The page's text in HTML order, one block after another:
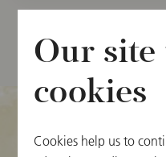
Our site
cookies
Cookies help us to